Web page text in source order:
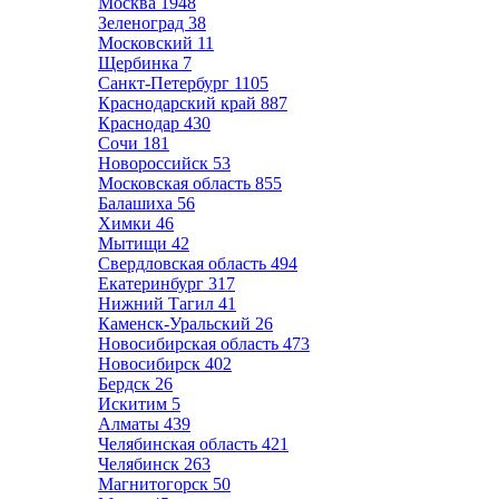
Зеленоград 38
Московский 11
Щербинка 7
Санкт-Петербург 1105
Краснодарский край 887
Краснодар 430
Сочи 181
Новороссийск 53
Московская область 855
Балашиха 56
Химки 46
Мытищи 42
Свердловская область 494
Екатеринбург 317
Нижний Тагил 41
Каменск-Уральский 26
Новосибирская область 473
Новосибирск 402
Бердск 26
Искитим 5
Алматы 439
Челябинская область 421
Челябинск 263
Магнитогорск 50